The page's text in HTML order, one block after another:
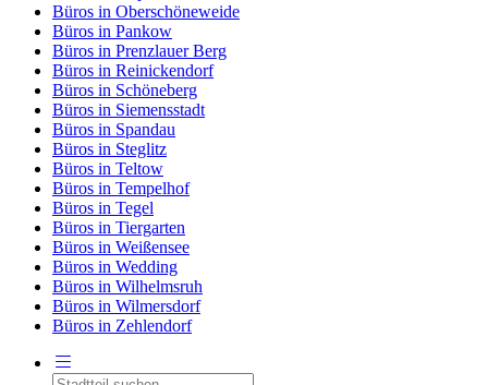
Büros in Oberschöneweide
Büros in Pankow
Büros in Prenzlauer Berg
Büros in Reinickendorf
Büros in Schöneberg
Büros in Siemensstadt
Büros in Spandau
Büros in Steglitz
Büros in Teltow
Büros in Tempelhof
Büros in Tegel
Büros in Tiergarten
Büros in Weißensee
Büros in Wedding
Büros in Wilhelmsruh
Büros in Wilmersdorf
Büros in Zehlendorf